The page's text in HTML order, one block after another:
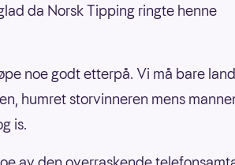
da Norsk Tipping ringte henne
noe godt etterpå. Vi må bare
humret storvinneren mens
is.